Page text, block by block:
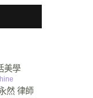
然 律師
美學